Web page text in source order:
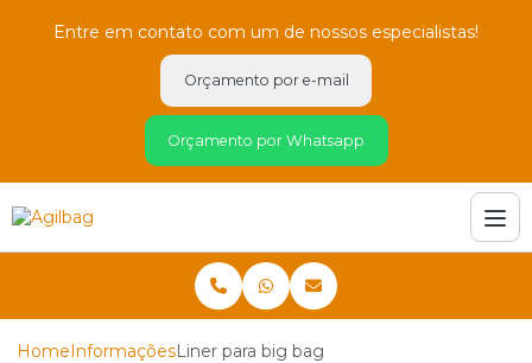
Entre em contato com um de nossos especialistas!
Orçamento por e-mail
Orçamento por Whatsapp
HomeInformaçõesLiner para big bag